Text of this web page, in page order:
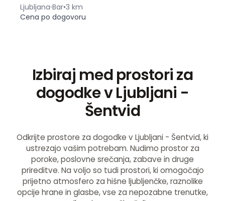
Ljubljana Bar•3 km
Cena po dogovoru
Izbiraj med prostori za
dogodke v Ljubljani -
Šentvid
Odkrijte prostore za dogodke v Ljubljani - Šentvid, ki
ustrezajo vašim potrebam. Nudimo prostor za
poroke, poslovne srečanja, zabave in druge
prireditve. Na voljo so tudi prostori, ki omogočajo
prijetno atmosfero za hišne ljubljenčke, raznolike
opcije hrane in glasbe, vse za nepozabne trenutke,